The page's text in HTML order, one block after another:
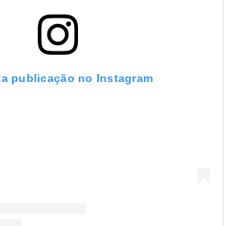
publicação no Instagram